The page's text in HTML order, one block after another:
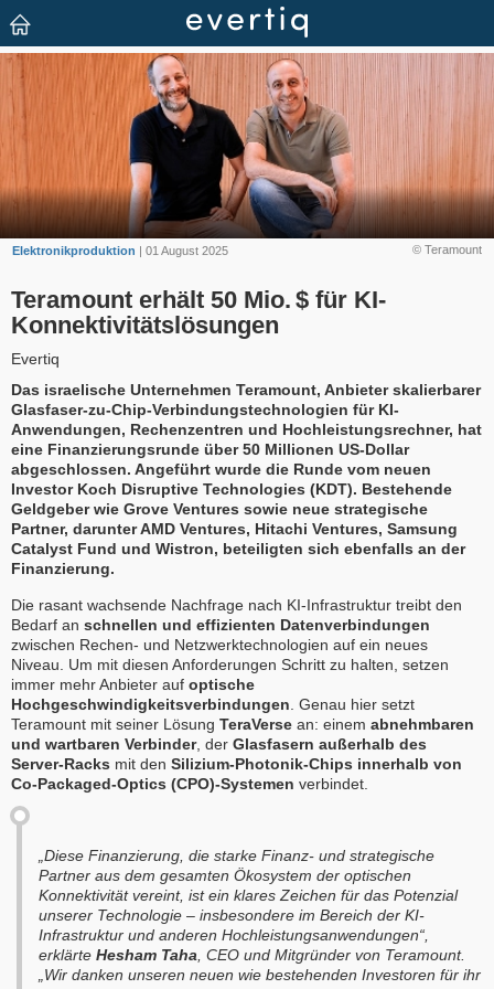
© Teramount
Elektronikproduktion | 01 August 2025
Teramount erhält 50 Mio. $ für KI-
Konnektivitätslösungen
Evertiq
Das israelische Unternehmen Teramount, Anbieter skalierbarer
Glasfaser-zu-Chip-Verbindungstechnologien für KI-
Anwendungen, Rechenzentren und Hochleistungsrechner, hat
eine Finanzierungsrunde über 50 Millionen US-Dollar
abgeschlossen. Angeführt wurde die Runde vom neuen
Investor Koch Disruptive Technologies (KDT). Bestehende
Geldgeber wie Grove Ventures sowie neue strategische
Partner, darunter AMD Ventures, Hitachi Ventures, Samsung
Catalyst Fund und Wistron, beteiligten sich ebenfalls an der
Finanzierung.
Die rasant wachsende Nachfrage nach KI-Infrastruktur treibt den
Bedarf an schnellen und effizienten Datenverbindungen
zwischen Rechen- und Netzwerktechnologien auf ein neues
Niveau. Um mit diesen Anforderungen Schritt zu halten, setzen
immer mehr Anbieter auf optische
Hochgeschwindigkeitsverbindungen . Genau hier setzt
Teramount mit seiner Lösung TeraVerse an: einem abnehmbaren
und wartbaren Verbinder, der Glasfasern außerhalb des
Server-Racks mit den Silizium-Photonik-Chips innerhalb von
Co-Packaged-Optics (CPO)-Systemen verbindet.
„Diese Finanzierung, die starke Finanz- und strategische
Partner aus dem gesamten Ökosystem der optischen
Konnektivität vereint, ist ein klares Zeichen für das Potenzial
unserer Technologie – insbesondere im Bereich der KI-
Infrastruktur und anderen Hochleistungsanwendungen“,
erklärte Hesham Taha , CEO und Mitgründer von Teramount.
„Wir danken unseren neuen wie bestehenden Investoren für ihr